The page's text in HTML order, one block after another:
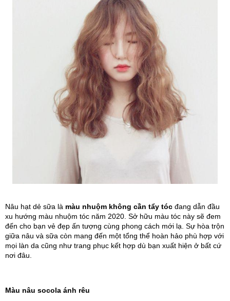
Nâu hạt dẻ sữa là màu nhuộm không cần tẩy tóc đang dẫn đầu
xu hướng màu nhuộm tóc năm 2020. Sở hữu màu tóc này sẽ đem
đến cho bạn vẻ đẹp ấn tượng cùng phong cách mới lạ. Sự hòa trộn
giữa nâu và sữa còn mang đến một tổng thể hoàn hảo phù hợp với
mọi làn da cũng như trang phục kết hợp dù bạn xuất hiện ở bất cứ
nơi đâu.
Màu nâu socola ánh rêu